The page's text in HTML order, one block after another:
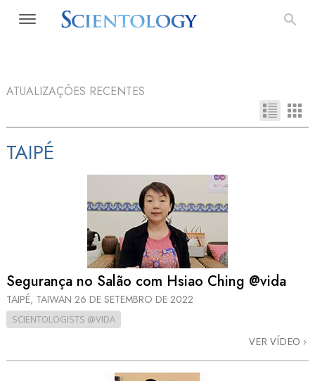
ATUALIZAÇÕES RECENTES
TAIPÉ
Segurança no Salão com Hsiao Ching @vida
TAIPÉ, TAIWAN 26 DE SETEMBRO DE 2022
SCIENTOLOGISTS @VIDA
VER VÍDEO